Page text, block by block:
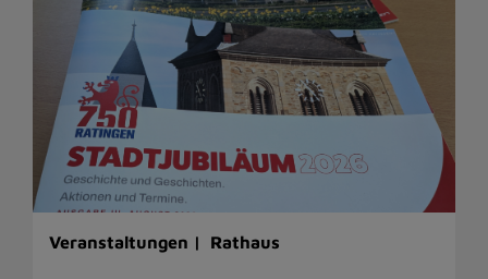
Veranstaltungen | Rathaus